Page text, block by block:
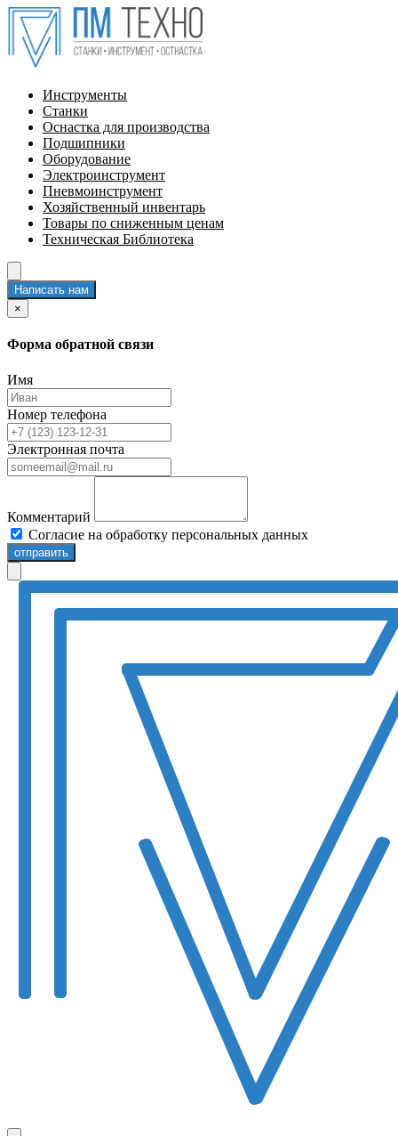
Инструменты
Станки
Оснастка для производства
Подшипники
Оборудование
Электроинструмент
Пневмоинструмент
Хозяйственный инвентарь
Товары по сниженным ценам
Техническая Библиотека
Написать нам
×
Форма обратной связи
Имя
Номер телефона
Электронная почта
Комментарий
Согласие на обработку персональных данных
отправить